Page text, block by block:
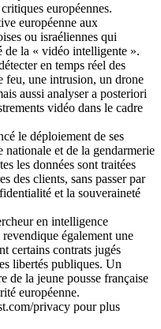
européennes.
européenne aux
ou israéliennes qui
de la « vidéo intelligente ».
en temps réel des
feu, une intrusion, un drone
aussi analyser a posteriori
vidéo dans le cadre
le déploiement de ses
nationale et de la gendarmerie
les données sont traitées
des clients, sans passer par
et la souveraineté
en intelligence
également une
certains contrats jugés
libertés publiques. Un
de la jeune pousse française
européenne.
privacy pour plus